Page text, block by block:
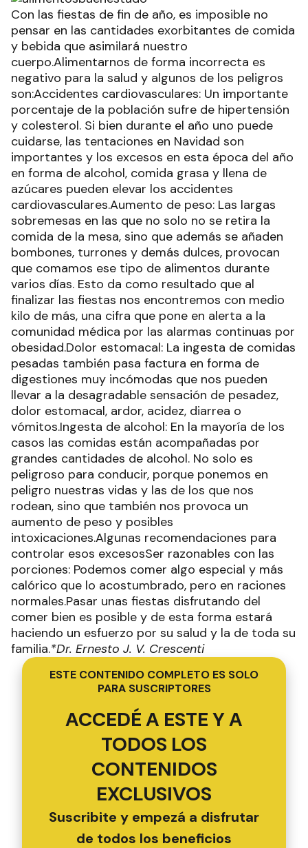
Con las fiestas de fin de año, es imposible no
pensar en las cantidades exorbitantes de comida
y bebida que asimilará nuestro
cuerpo.Alimentarnos de forma incorrecta es
negativo para la salud y algunos de los peligros
son:Accidentes cardiovasculares: Un importante
porcentaje de la población sufre de hipertensión
y colesterol. Si bien durante el año uno puede
cuidarse, las tentaciones en Navidad son
importantes y los excesos en esta época del año
en forma de alcohol, comida grasa y llena de
azúcares pueden elevar los accidentes
cardiovasculares.Aumento de peso: Las largas
sobremesas en las que no solo no se retira la
comida de la mesa, sino que además se añaden
bombones, turrones y demás dulces, provocan
que comamos ese tipo de alimentos durante
varios días. Esto da como resultado que al
finalizar las fiestas nos encontremos con medio
kilo de más, una cifra que pone en alerta a la
comunidad médica por las alarmas continuas por
obesidad.Dolor estomacal: La ingesta de comidas
pesadas también pasa factura en forma de
digestiones muy incómodas que nos pueden
llevar a la desagradable sensación de pesadez,
dolor estomacal, ardor, acidez, diarrea o
vómitos.Ingesta de alcohol: En la mayoría de los
casos las comidas están acompañadas por
grandes cantidades de alcohol. No solo es
peligroso para conducir, porque ponemos en
peligro nuestras vidas y las de los que nos
rodean, sino que también nos provoca un
aumento de peso y posibles
intoxicaciones.Algunas recomendaciones para
controlar esos excesosSer razonables con las
porciones: Podemos comer algo especial y más
calórico que lo acostumbrado, pero en raciones
normales.Pasar unas fiestas disfrutando del
comer bien es posible y de esta forma estará
haciendo un esfuerzo por su salud y la de toda su
familia.*Dr. Ernesto J. V. Crescenti
ESTE CONTENIDO COMPLETO ES SOLO
PARA SUSCRIPTORES
ACCEDÉ A ESTE Y A
TODOS LOS
CONTENIDOS
EXCLUSIVOS
Suscribite y empezá a disfrutar
de todos los beneficios